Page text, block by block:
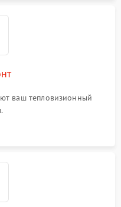
ваш тепловизионный